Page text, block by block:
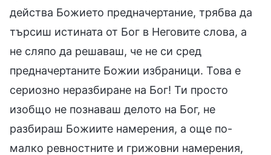
действа Божието предначертание, трябва да
търсиш истината от Бог в Неговите слова, а
не сляпо да решаваш, че не си сред
предначертаните Божии избраници. Това е
сериозно неразбиране на Бог! Ти просто
изобщо не познаваш делото на Бог, не
разбираш Божиите намерения, а още по-
малко ревностните и грижовни намерения,